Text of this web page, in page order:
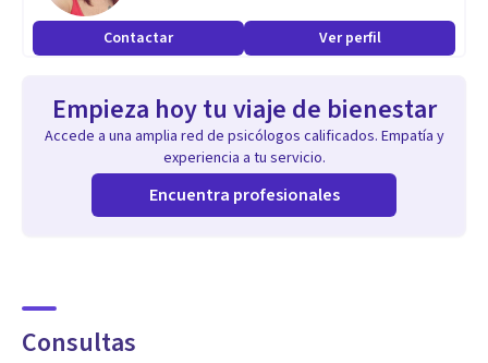
Contactar Ver perfil
Empieza hoy tu viaje de bienestar
Accede a una amplia red de psicólogos calificados. Empatía y
experiencia a tu servicio.
Encuentra profesionales
Consultas